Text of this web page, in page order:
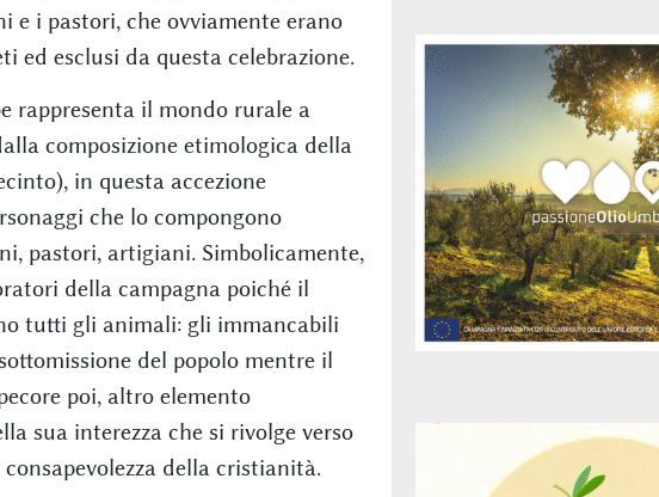
e i pastori, che ovviamente erano
ed esclusi da questa celebrazione.
rappresenta il mondo rurale a
composizione etimologica della
in questa accezione
che lo compongono
pastori, artigiani. Simbolicamente,
della campagna poiché il
tutti gli animali: gli immancabili
del popolo mentre il
poi, altro elemento
sua interezza che si rivolge verso
della cristianità.